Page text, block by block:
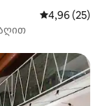
საშუალო
4,96 (25)